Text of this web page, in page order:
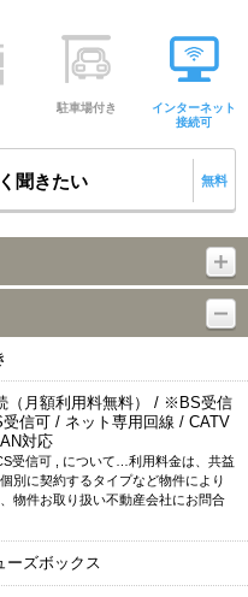
駐車場付き
インターネット
接続可
聞きたい 無料
（月額利用料無料） / ※BS受信
信可 / ネット専用回線 / CATV
対応
受信可 , について…利用料金は、共益
別に契約するタイプなど物件により
物件お取り扱い不動産会社にお問合
ーズボックス